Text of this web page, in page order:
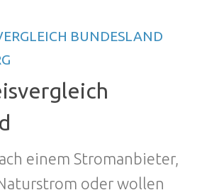
BUNDESLAND
einem Stromanbieter,
oder wollen